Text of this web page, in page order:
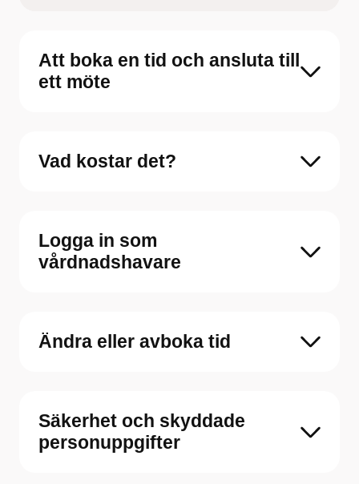
Att boka en tid och ansluta till
ett möte
Vad kostar det?
Logga in som
vårdnadshavare
Ändra eller avboka tid
Säkerhet och skyddade
personuppgifter